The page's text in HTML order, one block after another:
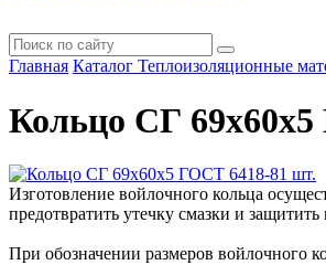
Главная Каталог Теплоизоляционные
Кольцо СГ
Изготовление войлочного кольца
предотвратить утечку смазки и
При обозначении размеров войлочного